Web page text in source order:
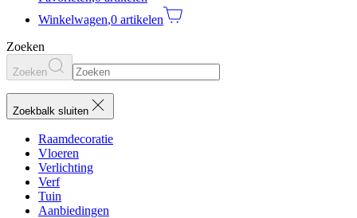
Winkelwagen,0 artikelen
Zoeken
Zoeken
Zoekbalk sluiten
Raamdecoratie
Vloeren
Verlichting
Verf
Tuin
Aanbiedingen